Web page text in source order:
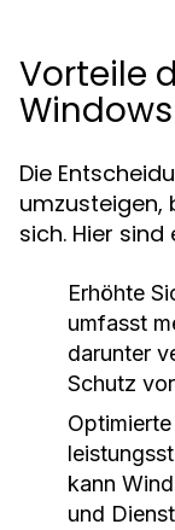
Vorteile
Die
umzusteigen,
sich. Hier
Erhöhte
umfasst
darunter
Schutz
kann
und